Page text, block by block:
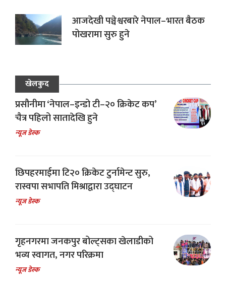
आजदेखी पञ्चेश्वरबारे नेपाल–भारत बैठक
पोखरामा सुरु हुने
खेलकुद
प्रसौनीमा ‘नेपाल–इन्डो टी–२० क्रिकेट कप’
चैत्र पहिलो सातादेखि हुने
न्यूज डेस्क
छिपहरमाईमा टि२० क्रिकेट टुर्नामेन्ट सुरु,
रास्वपा सभापति मिश्राद्वारा उद्घाटन
न्यूज डेस्क
गृहनगरमा जनकपुर बोल्ट्सका खेलाडीको
भव्य स्वागत, नगर परिक्रमा
न्यूज डेस्क